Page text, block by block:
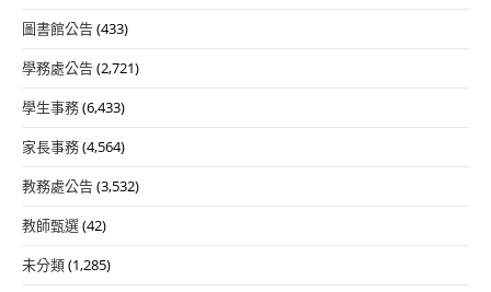
圖書館公告(433)
學務處公告(2,721)
學生事務(6,433)
家長事務(4,564)
教務處公告(3,532)
教師甄選(42)
未分類(1,285)